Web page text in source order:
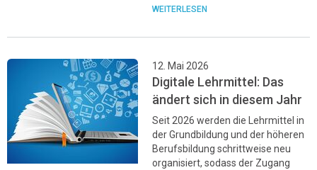
WEITERLESEN
12. Mai 2026
Digitale Lehrmittel: Das
ändert sich in diesem Jahr
Seit 2026 werden die Lehrmittel in
der Grundbildung und der höheren
Berufsbildung schrittweise neu
organisiert, sodass der Zugang